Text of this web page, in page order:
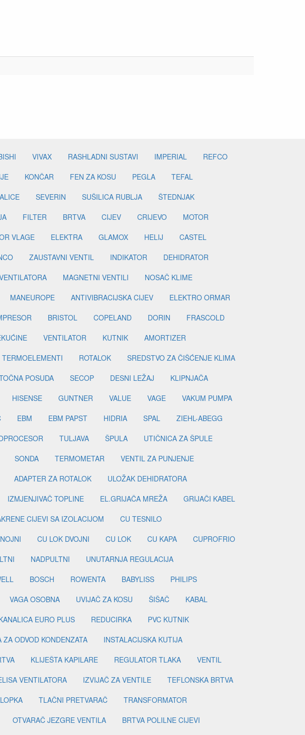
VIVAX RASHLADNI SUSTAVI IMPERIAL
REFCO
KONČAR FEN ZA KOSU PEGLA
TEFAL
SEVERIN SUŠILICA RUBLJA
ŠTEDNJAK
FILTER BRTVA CIJEV CRIJEVO
MOTOR
VLAGE ELEKTRA GLAMOX HELIJ
CASTEL
ZAUSTAVNI VENTIL INDIKATOR
DEHIDRATOR
MAGNETNI VENTILI
NOSAČ KLIME
MANEUROPE ANTIVIBRACIJSKA CIJEV
ELEKTRO ORMAR
BRISTOL COPELAND DORIN
FRASCOLD
VENTILATOR KUTNIK
AMORTIZER
TERMOELEMENTI ROTALOK
SREDSTVO ZA ČIŠĆENJE KLIMA
POSUDA SECOP DESNI LEŽAJ
KLIPNJAČA
HISENSE GUNTNER VALUE VAGE
VAKUM PUMPA
EBM EBM PAPST HIDRIA SPAL
ZIEHL-ABEGG
TULJAVA ŠPULA
UTIČNICA ZA ŠPULE
SONDA TERMOMETAR
VENTIL ZA PUNJENJE
ADAPTER ZA ROTALOK
ULOŽAK DEHIDRATORA
IZMJENJIVAČ TOPLINE EL.GRIJAČA MREŽA
GRIJAČI KABEL
CIJEVI SA IZOLACIJOM
CU TESNILO
CU LOK DVOJNI CU LOK CU KAPA
CUPROFRIO
NADPULTNI
UNUTARNJA REGULACIJA
BOSCH ROWENTA BABYLISS
PHILIPS
VAGA OSOBNA UVIJAČ ZA KOSU ŠIŠAČ
KABAL
EURO PLUS REDUCIRKA
PVC KUTNIK
ZA ODVOD KONDENZATA
INSTALACIJSKA KUTIJA
KLIJEŠTA KAPILARE REGULATOR TLAKA
VENTIL
VENTILATORA IZVIJAČ ZA VENTILE
TEFLONSKA BRTVA
TLAČNI PRETVARAČ
TRANSFORMATOR
OTVARAČ JEZGRE VENTILA
BRTVA POLILNE CIJEVI